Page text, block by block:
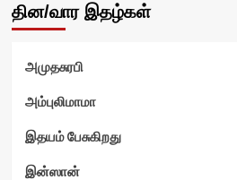
தின/வார இதழ்கள்
அமுதசுரபி
அம்புலிமாமா
இதயம் பேசுகிறது
இன்ஸான்